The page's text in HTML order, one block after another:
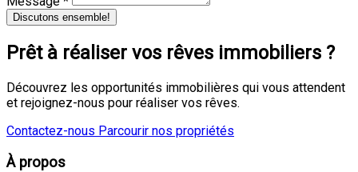
Discutons ensemble!
Prêt à réaliser vos rêves immobiliers ?
Découvrez les opportunités immobilières qui vous attendent
et rejoignez-nous pour réaliser vos rêves.
Contactez-nous Parcourir nos propriétés
À propos